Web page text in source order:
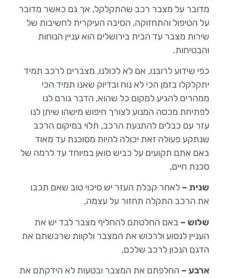
מדובר על מצבר רכב שהתקלקל, אך גם כאשר מדובר
על הטיפול והתחזוקה, הסיבה העיקרית לחשיבות של
שירות מצבר עד הבית בירושלים הוא עניין הנוחות
והבטיחות.
כפי שידוע לרובנו, אם לא לכולנו, מצברים לרכב תמיד
יתקלקלו בזמן הכי לא נוח ובדיוק שאנו תמיד הכי
ממהרים להגיע למקום כל שהוא, הדבר גורם לנו
לפתיחת מכסה המנוע לצורך חיפוש מישהו שיתן לנו
עזר עם כבלים להתנעת הרכב, תלוי במיקום הרכב
שנתקע פעולה זאת יכולה להיות מסוכנת עד מאוד
באם אתם תקועים על כביש סואן במיוחד עד לרמה של
סכנת חיים,
שנית – לאחר קבלת העזר יש סיכוי טוב שאם תכבו
את הרכב התקלה תחזור על עצמה,
שלוש – באם החלטתם להחליף מצבר לבד יש את
העניין לנסוע ולרכוש את המצבר ולקוות שרכשתם את
הדגם הנכון לרכב שלכם,
ארבע – החלפתם את המצבר ובטעות לא הידקתם את